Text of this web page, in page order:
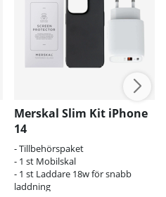
Merskal Slim Kit iPhone
14
- Tillbehörspaket
- 1 st Mobilskal
- 1 st Laddare 18w för snabb
laddning